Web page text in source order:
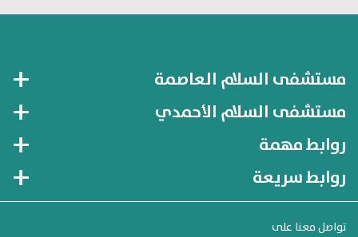
مستشفى السلام العاصمة
مستشفى السلام الأحمدي
روابط مهمة
روابط سريعة
تواصل معنا على